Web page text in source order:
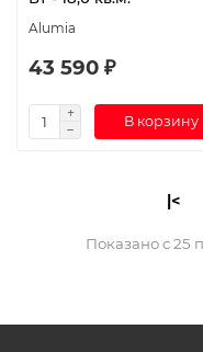
Alumia
43 590 ₽
В корзину
|<
Показано с 25